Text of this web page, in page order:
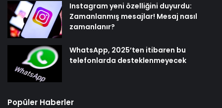
Instagram yeni özelliğini duyurdu:
Zamanlanmış mesajlar! Mesaj nasıl
zamanlanır?
WhatsApp, 2025’ten itibaren bu
telefonlarda desteklenmeyecek
Popüler Haberler